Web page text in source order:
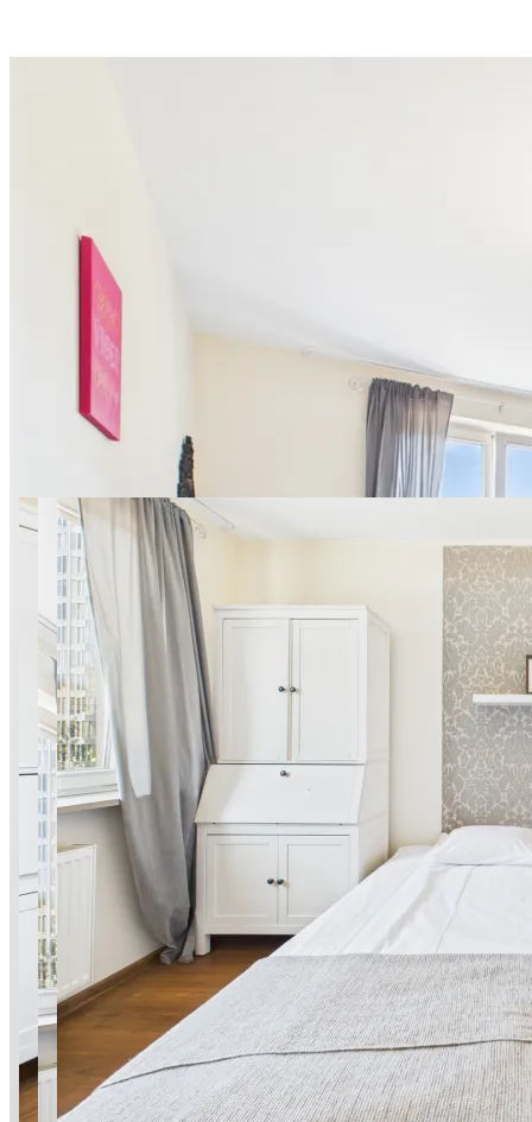
003 Aleje Jerozolimskie 155
ROOM SuperApart